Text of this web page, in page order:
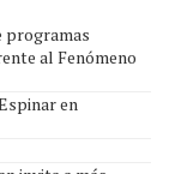
programas
al Fenómeno
en